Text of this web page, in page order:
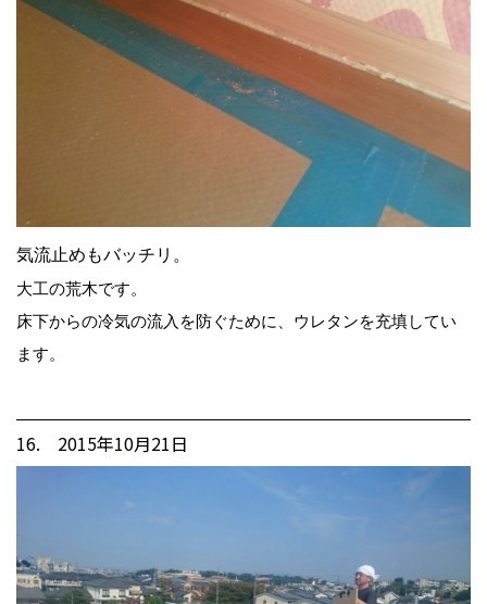
気流止めもバッチリ。
大工の荒木です。
床下からの冷気の流入を防ぐために、ウレタンを充填してい
ます。
16. 2015年10月21日